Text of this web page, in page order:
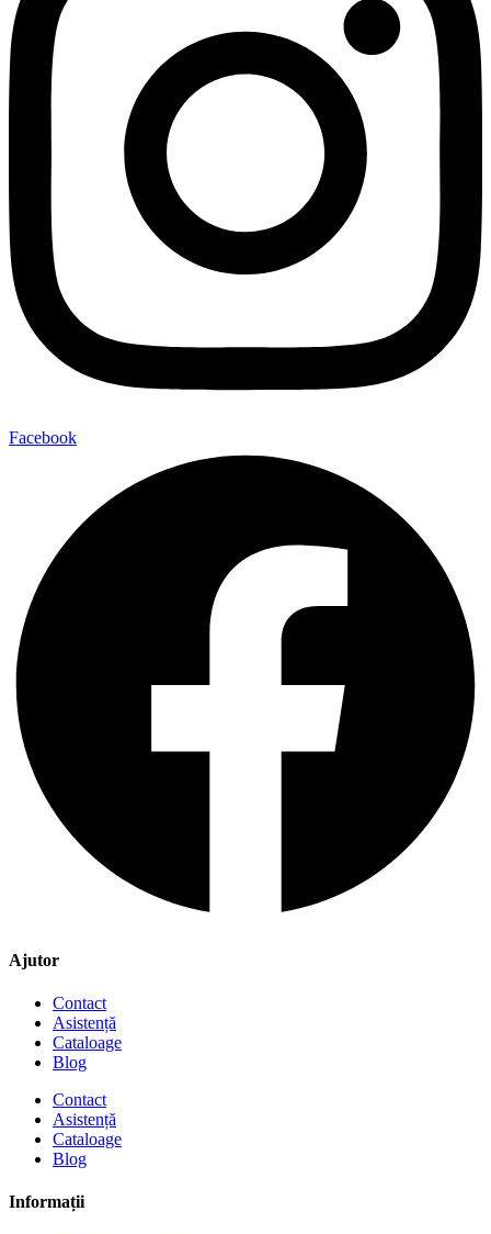
Facebook
Ajutor
Contact
Asistență
Cataloage
Blog
Contact
Asistență
Cataloage
Blog
Informații